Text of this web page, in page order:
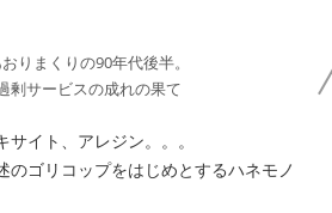
りまくりの90年代後半。
剰サービスの成れの果て
イト、アレジン。。。
のゴリコップをはじめとするハネモノ